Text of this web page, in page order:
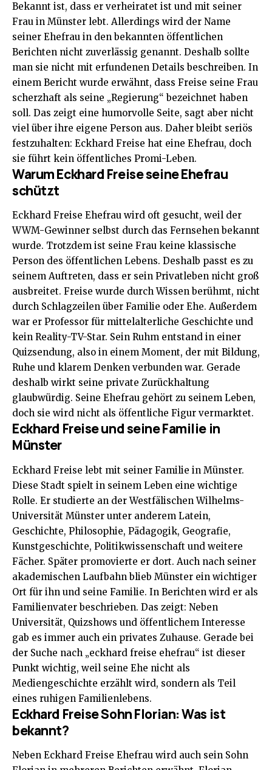
Bekannt ist, dass er verheiratet ist und mit seiner
Frau in Münster lebt. Allerdings wird der Name
seiner Ehefrau in den bekannten öffentlichen
Berichten nicht zuverlässig genannt. Deshalb sollte
man sie nicht mit erfundenen Details beschreiben. In
einem Bericht wurde erwähnt, dass Freise seine Frau
scherzhaft als seine „Regierung“ bezeichnet haben
soll. Das zeigt eine humorvolle Seite, sagt aber nicht
viel über ihre eigene Person aus. Daher bleibt seriös
festzuhalten: Eckhard Freise hat eine Ehefrau, doch
sie führt kein öffentliches Promi-Leben.
Warum Eckhard Freise seine Ehefrau
schützt
Eckhard Freise Ehefrau wird oft gesucht, weil der
WWM-Gewinner selbst durch das Fernsehen bekannt
wurde. Trotzdem ist seine Frau keine klassische
Person des öffentlichen Lebens. Deshalb passt es zu
seinem Auftreten, dass er sein Privatleben nicht groß
ausbreitet. Freise wurde durch Wissen berühmt, nicht
durch Schlagzeilen über Familie oder Ehe. Außerdem
war er Professor für mittelalterliche Geschichte und
kein Reality-TV-Star. Sein Ruhm entstand in einer
Quizsendung, also in einem Moment, der mit Bildung,
Ruhe und klarem Denken verbunden war. Gerade
deshalb wirkt seine private Zurückhaltung
glaubwürdig. Seine Ehefrau gehört zu seinem Leben,
doch sie wird nicht als öffentliche Figur vermarktet.
Eckhard Freise und seine Familie in
Münster
Eckhard Freise lebt mit seiner Familie in Münster.
Diese Stadt spielt in seinem Leben eine wichtige
Rolle. Er studierte an der Westfälischen Wilhelms-
Universität Münster unter anderem Latein,
Geschichte, Philosophie, Pädagogik, Geografie,
Kunstgeschichte, Politikwissenschaft und weitere
Fächer. Später promovierte er dort. Auch nach seiner
akademischen Laufbahn blieb Münster ein wichtiger
Ort für ihn und seine Familie. In Berichten wird er als
Familienvater beschrieben. Das zeigt: Neben
Universität, Quizshows und öffentlichem Interesse
gab es immer auch ein privates Zuhause. Gerade bei
der Suche nach „eckhard freise ehefrau“ ist dieser
Punkt wichtig, weil seine Ehe nicht als
Mediengeschichte erzählt wird, sondern als Teil
eines ruhigen Familienlebens.
Eckhard Freise Sohn Florian: Was ist
bekannt?
Neben Eckhard Freise Ehefrau wird auch sein Sohn